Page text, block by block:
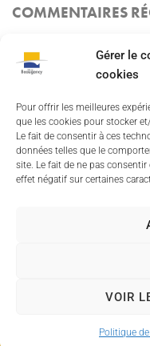
Gérer le
cookies
Pour offrir les meilleures
que les cookies pour stocker
Le fait de consentir à ces
données telles que le
site. Le fait de ne pas
effet négatif sur certaines
VOIR
Politique
COMMENTAIRES
Mentions Légales
Politique des
2022 ©
Propulsé par Utopia